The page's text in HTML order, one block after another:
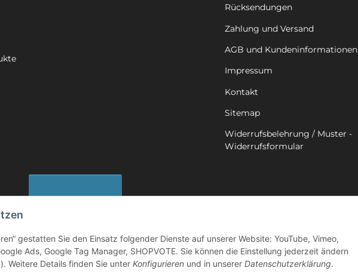
gestatten Sie den Einsatz folgender Dienste auf unserer Website: YouTube, Vimeo,
Ads, Google Tag Manager, SHOPVOTE. Sie können die Einstellung jederzeit ändern
Weitere Details finden Sie unter Konfigurieren und in unserer Datenschutzerklärung.
Rücksendungen
Zahlung und Versand
AGB und Kundeninformationen
Impressum
Kontakt
Sitemap
Widerrufsbelehrung / Muster -
Widerrufsformular